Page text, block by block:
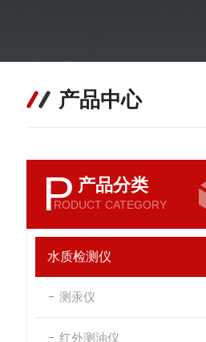
产品中心
P 产品分类
RODUCT CATEGORY
水质检测仪
测汞仪
红外测油仪